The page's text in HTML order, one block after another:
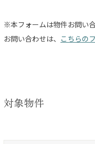
※本フォームは物件お問い
お問い合わせは、 こちらの
対象物件